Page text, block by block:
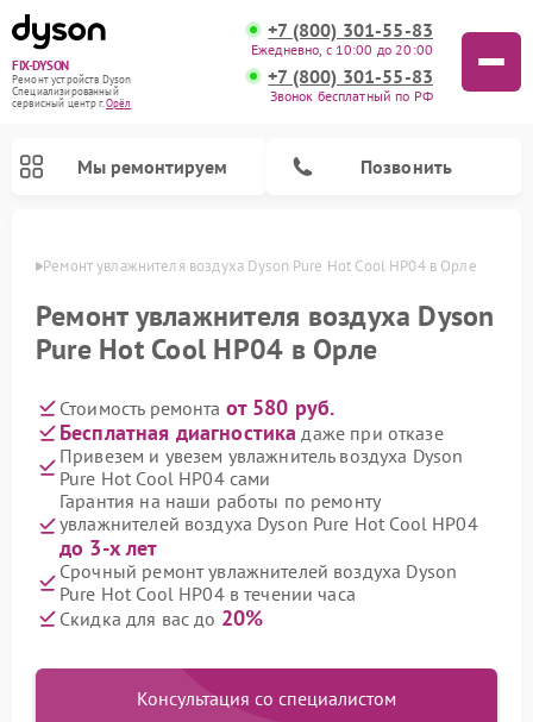
FIX-DYSON
Ремонт устройств Dyson
Специализированный
cервисный центр г.Орёл
+7 (800) 301-55-83
Ежедневно, с 10:00 до 20:00
+7 (800) 301-55-83
Звонок бесплатный по РФ
Мы ремонтируем Позвонить
Ремонт увлажнителя воздуха Dyson Pure Hot Cool HP04 в Орле
Ремонт увлажнителя воздуха Dyson
Pure Hot Cool HP04 в Орле
Стоимость ремонта от 580 руб.
Бесплатная диагностика даже при отказе
Привезем и увезем увлажнитель воздуха Dyson
Pure Hot Cool HP04 сами
Гарантия на наши работы по ремонту
увлажнителей воздуха Dyson Pure Hot Cool HP04
до 3-х лет
Срочный ремонт увлажнителей воздуха Dyson
Pure Hot Cool HP04 в течении часа
Скидка для вас до 20%
Консультация со специалистом